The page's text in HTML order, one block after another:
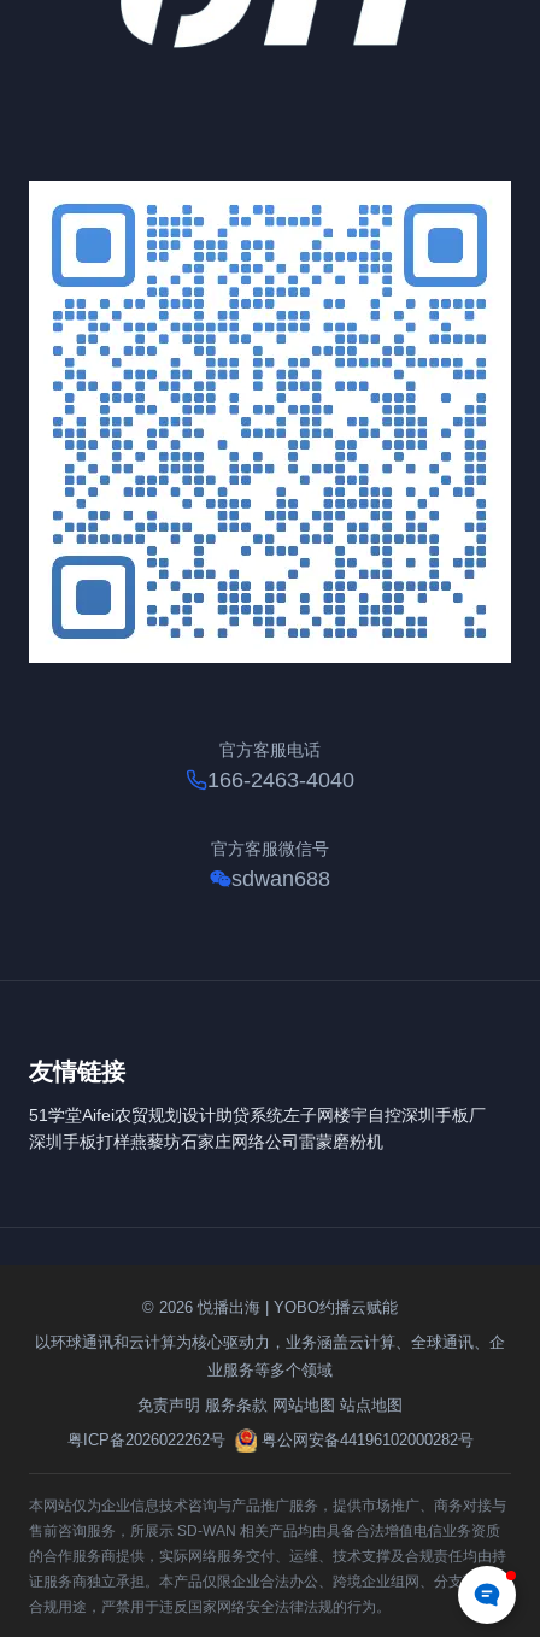
官方客服电话
166-2463-4040
官方客服微信号
sdwan688
友情链接
51学堂Aifei农贸规划设计助贷系统左子网楼宇自控深圳手板厂
深圳手板打样燕藜坊石家庄网络公司雷蒙磨粉机
© 2026 悦播出海 | YOBO约播云赋能
以环球通讯和云计算为核心驱动力，业务涵盖云计算、全球通讯、企
业服务等多个领域
免责声明 服务条款 网站地图 站点地图
粤ICP备2026022262号
粤公网安备44196102000282号
本网站仅为企业信息技术咨询与产品推广服务，提供市场推广、商务对接与
售前咨询服务，所展示 SD-WAN 相关产品均由具备合法增值电信业务资质
的合作服务商提供，实际网络服务交付、运维、技术支撑及合规责任均由持
证服务商独立承担。本产品仅限企业合法办公、跨境企业组网、分支互联等
合规用途，严禁用于违反国家网络安全法律法规的行为。